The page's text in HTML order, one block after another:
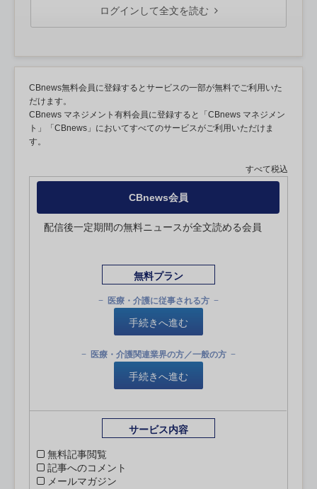
ログインして全文を読む
CBnews無料会員に登録するとサービスの一部が無料でご利用いた
だけます。
CBnews マネジメント有料会員に登録すると「CBnews マネジメン
ト」「CBnews」においてすべてのサービスがご利用いただけま
す。
すべて税込
CBnews会員
配信後一定期間の無料ニュースが全文読める会員
無料プラン
医療・介護に従事される方
手続きへ進む
医療・介護関連業界の方／一般の方
手続きへ進む
サービス内容
無料記事閲覧
記事へのコメント
メールマガジン